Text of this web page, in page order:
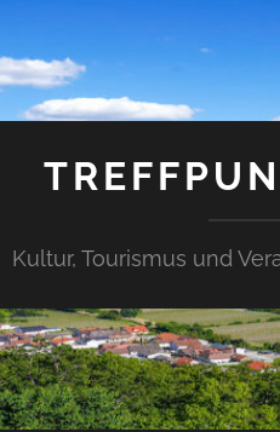
Kultur, Tourismus und